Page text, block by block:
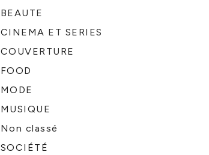
BEAUTE
CINEMA ET SERIES
COUVERTURE
FOOD
MODE
MUSIQUE
Non classé
SOCIÉTÉ